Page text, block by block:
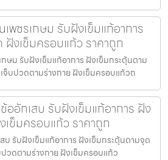
พชรเกษม รับฝังเข็มแก้อาการ
ฝังเข็มครอบแก้ว ราคาถูก
ษม รับฝังเข็มแก้อาการ ฝังเข็มกระตุ้นตาม
จ็บปวดตามร่างกาย ฝังเข็มครอบแก้วถ
ออักเสบ รับฝังเข็มแก้อาการ ฝัง
ข็มครอบแก้ว ราคาถูก
บ รับฝังเข็มแก้อาการ ฝังเข็มกระตุ้นตามจุด
ปวดตามร่างกาย ฝังเข็มครอบแก้ว